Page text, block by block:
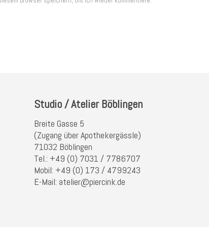
Studio / Atelier Böblingen
Breite Gasse 5
(Zugang über Apothekergässle)
71032 Böblingen
Tel.: +49 (0) 7031 / 7786707
Mobil: +49 (0) 173 / 4799243
E-Mail: atelier@piercink.de